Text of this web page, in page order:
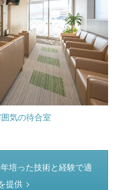
気の待合室
培った技術と経験で適
提供